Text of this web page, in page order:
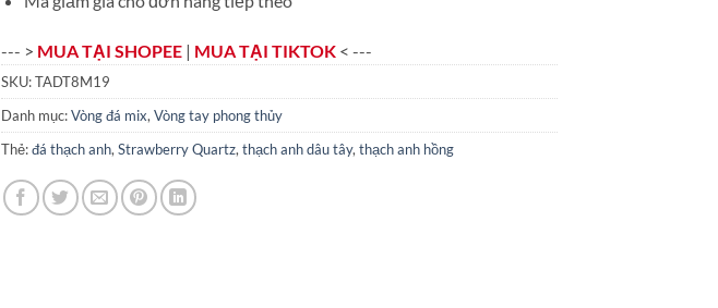
--- > MUA TẠI SHOPEE | MUA TẠI TIKTOK < ---
SKU:TADT8M19
Danh mục:Vòng đá mix, Vòng tay phong thủy
Thẻ:đá thạch anh, Strawberry Quartz, thạch anh dâu tây, thạch anh hồng